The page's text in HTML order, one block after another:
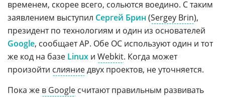
временем, скорее всего, сольются воедино. С таким
заявлением выступил Сергей Брин (Sergey Brin),
президент по технологиям и один из основателей
Google, сообщает AP. Обе ОС используют один и тот
же код на базе Linux и Webkit. Когда может
произойти слияниедвух проектов, не уточняется.
Пока же в Google считают правильным развивать